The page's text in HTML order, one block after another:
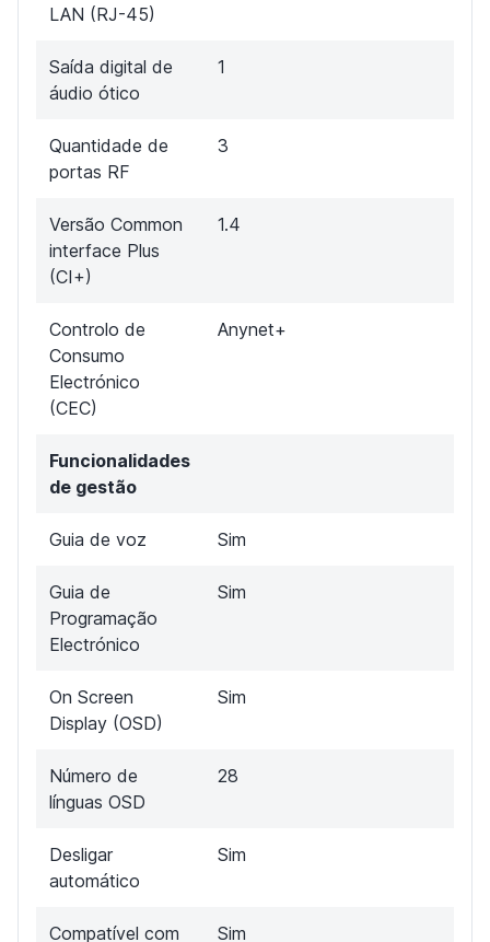
LAN (RJ-45)
Saída digital de
áudio ótico
1
Quantidade de
portas RF
3
Versão Common
interface Plus
(CI+)
1.4
Controlo de
Consumo
Electrónico
(CEC)
Anynet+
Funcionalidades
de gestão
Guia de voz Sim
Guia de
Programação
Electrónico
Sim
On Screen
Display (OSD)
Sim
Número de
línguas OSD
28
Desligar
automático
Sim
Compatível com Sim